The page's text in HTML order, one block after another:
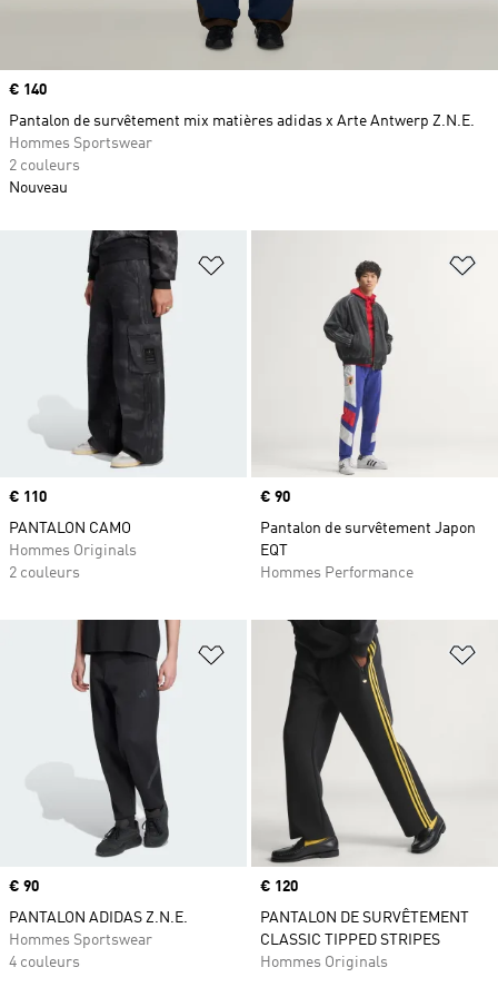
Ajouter à la Liste de produits
Prix
€ 110
PANTALON CAMO
Hommes Originals
2 couleurs
Prix
€ 90
Pantalon de survêtement Japon
EQT
Hommes Performance
Ajouter à la Liste de produits
Prix
€ 90
PANTALON ADIDAS Z.N.E.
Hommes Sportswear
4 couleurs
Prix
€ 120
PANTALON DE SURVÊTEMENT
CLASSIC TIPPED STRIPES
Hommes Originals
Prix
€ 140
Pantalon de survêtement mix matières adidas x Arte Antwerp Z.N.E.
Hommes Sportswear
2 couleurs
Nouveau